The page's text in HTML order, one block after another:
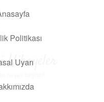
Politikası
Uyarı